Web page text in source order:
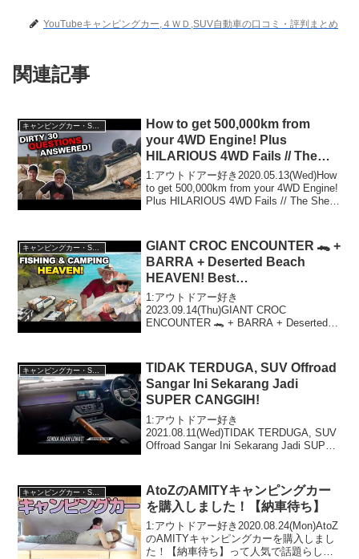
YouTubeキャンピングカー,４ＷＤ,SUV自動車の口コミ・評判まとめ
関連記事
How to get 500,000km from
your 4WD Engine! Plus
HILARIOUS 4WD Fails // The
Shed Ep 4
1:アウトドアー好き2020.05.13(Wed)How
to get 500,000km from your 4WD Engine!
Plus HILARIOUS 4WD Fails // The Shed
キャンピングカー・SUV人気車種
GIANT CROC ENCOUNTER 🐊 +
BARRA + Deserted Beach
HEAVEN! Best
Fishing/Camping trip in the NT
1:アウトドアー好き
2023.09.14(Thu)GIANT CROC
ENCOUNTER 🐊 + BARRA + Deserted
TIDAK TERDUGA, SUV Offroad
Sangar Ini Sekarang Jadi
SUPER CANGGIH!
1:アウトドアー好き
2021.08.11(Wed)TIDAK TERDUGA, SUV
Offroad Sangar Ini Sekarang Jadi SUPER
キャンピングカー・SUV人気車種
AtoZのAMITYキャンピングカー
を購入しました！【納車待ち】
1:アウトドアー好き2020.08.24(Mon)AtoZ
のAMITYキャンピングカーを購入しまし
た！【納車待ち】って人気で話題らしい